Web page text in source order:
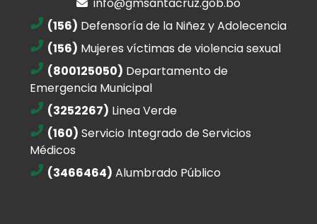
(156) Defensoría de la Niñez y Adolecencia
(156) Mujeres víctimas de violencia sexual
(800125050) Departamento de
Emergencia Municipal
(3252267) Linea Verde
(160) Servicio Integrado de Servicios
Médicos
(3466464) Alumbrado Público